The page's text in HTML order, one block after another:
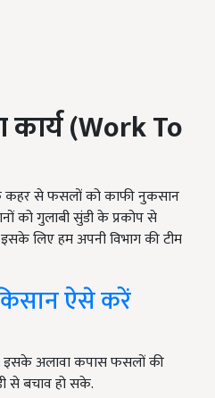
(Work To
कहर से फसलों को काफी नुकसान
को गुलाबी सुंडी के प्रकोप से
लिए हम अपनी विभाग की टीम
ऐसे करें
इसके अलावा कपास फसलों की
से बचाव हो सके.